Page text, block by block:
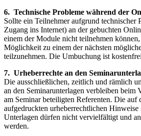
6. Technische Probleme während der
Sollte ein Teilnehmer aufgrund technischer
Zugang ins Internet) an der gebuchten
einem der Module nicht teilnehmen
Möglichkeit zu einem der nächsten
teilzunehmen. Die Umbuchung ist
7. Urheberrechte an den
Die ausschließlichen, zeitlich und rämlich
an den Seminarunterlagen verbleiben beim
am Seminar beteiligten Referenten. Die auf
aufgedruckten urheberrechtlichen Hinweise
Unterlagen dürfen nicht vervielfältigt und
werden.